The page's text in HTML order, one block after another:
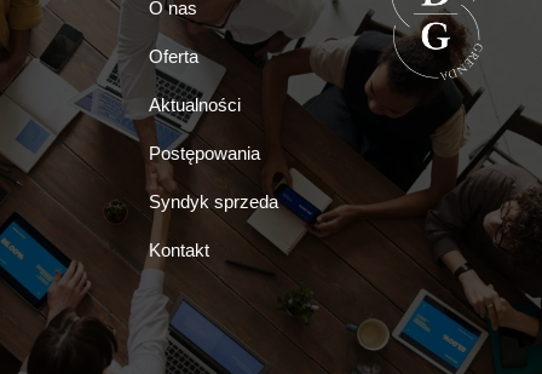
O nas
Oferta
Aktualności
Postępowania
Syndyk sprzeda
Kontakt